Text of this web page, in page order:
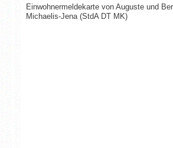
Einwohnermeldekarte von Auguste und
Michaelis-Jena (StdA DT MK)